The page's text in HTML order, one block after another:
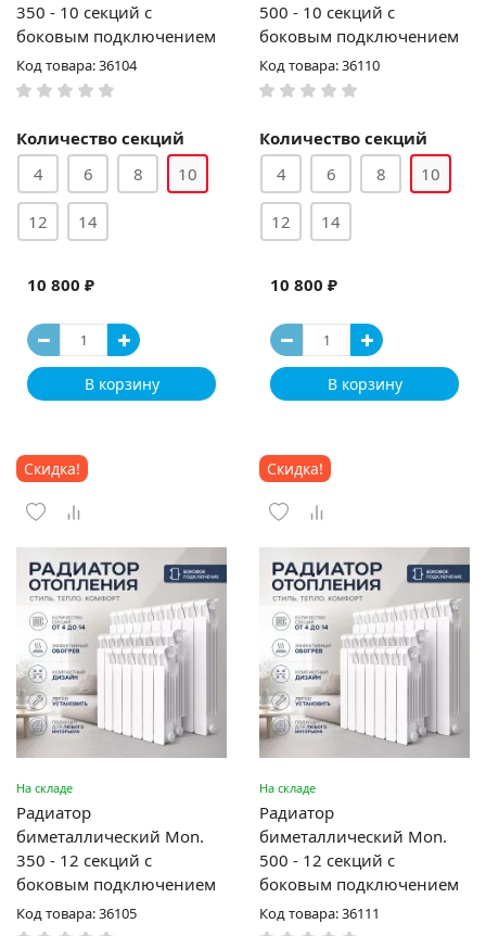
350 - 10 секций c
боковым подключением
Код товара: 36104
Количество секций
4
6 8 10
12 14
10 800 ₽
В корзину
500 - 10 секций c
боковым подключением
Код товара: 36110
Количество секций
4
6 8 10
12 14
10 800 ₽
В корзину
Скидка!
На складе
Радиатор
биметаллический Mon.
350 - 12 секций c
боковым подключением
Код товара: 36105
Скидка!
На складе
Радиатор
биметаллический Mon.
500 - 12 секций c
боковым подключением
Код товара: 36111